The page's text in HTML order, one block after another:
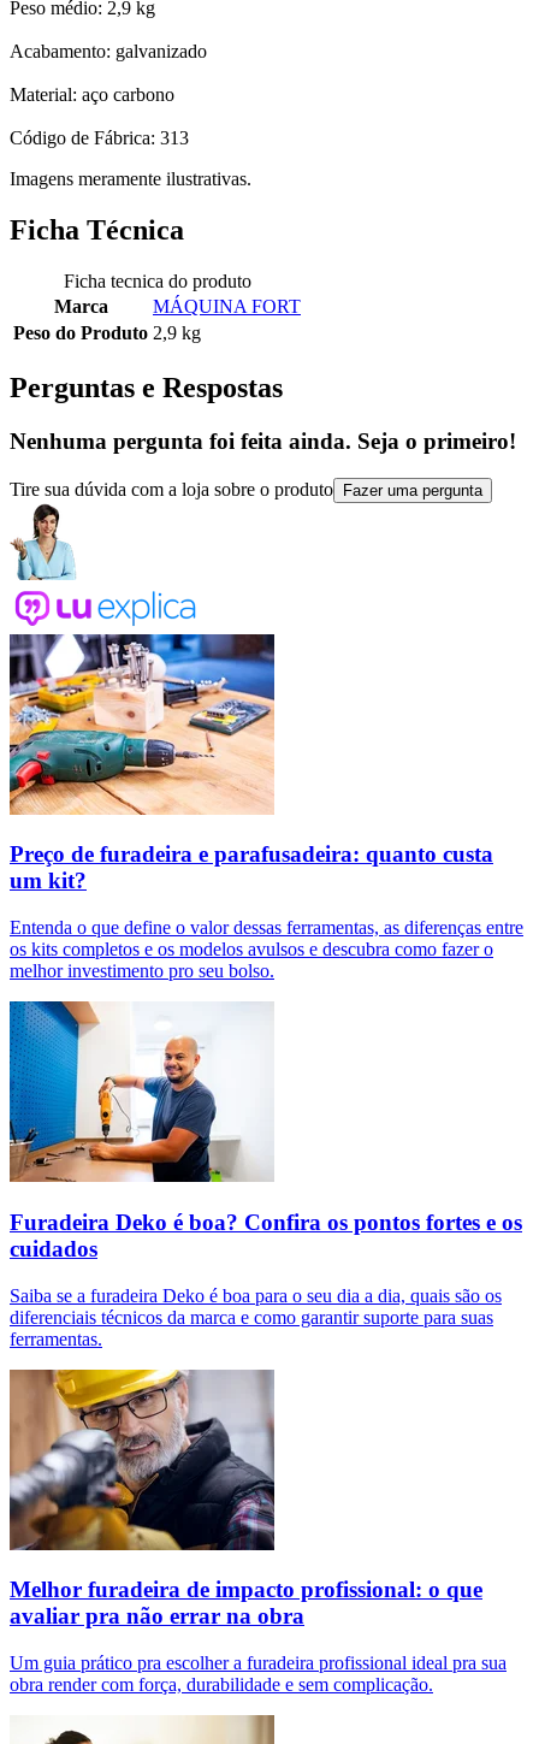
Peso médio: 2,9 kg
Acabamento: galvanizado
Material: aço carbono
Código de Fábrica: 313
Imagens meramente ilustrativas.
Ficha Técnica
Ficha tecnica do produto
Marca
MÁQUINA FORT
Peso do Produto 2,9 kg
Perguntas e Respostas
Nenhuma pergunta foi feita ainda. Seja o primeiro!
Tire sua dúvida com a loja sobre o produto Fazer uma pergunta
Preço de furadeira e parafusadeira: quanto custa
um kit?
Entenda o que define o valor dessas ferramentas, as diferenças entre
os kits completos e os modelos avulsos e descubra como fazer o
melhor investimento pro seu bolso.
Furadeira Deko é boa? Confira os pontos fortes e os
cuidados
Saiba se a furadeira Deko é boa para o seu dia a dia, quais são os
diferenciais técnicos da marca e como garantir suporte para suas
ferramentas.
Melhor furadeira de impacto profissional: o que
avaliar pra não errar na obra
Um guia prático pra escolher a furadeira profissional ideal pra sua
obra render com força, durabilidade e sem complicação.